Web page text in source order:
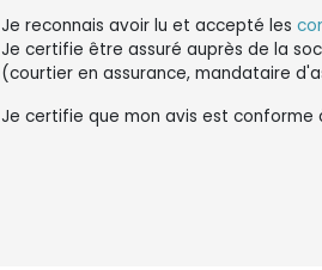
Je reconnais avoir lu et accepté les
Je certifie être assuré auprès de la
(courtier en assurance, mandataire
Je certifie que mon avis est conforme